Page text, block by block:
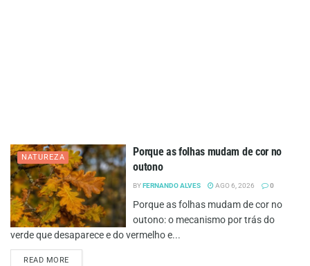
NATUREZA
Porque as folhas mudam de cor no
outono
BYFERNANDO ALVES AGO 6, 2026 0
Porque as folhas mudam de cor no
outono: o mecanismo por trás do
verde que desaparece e do vermelho e...
READ MOREDETAILS